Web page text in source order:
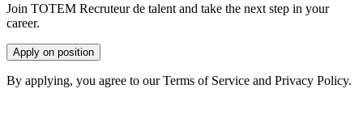
Join TOTEM Recruteur de talent and take the next step in your
career.
Apply on position
By applying, you agree to our Terms of Service and Privacy Policy.